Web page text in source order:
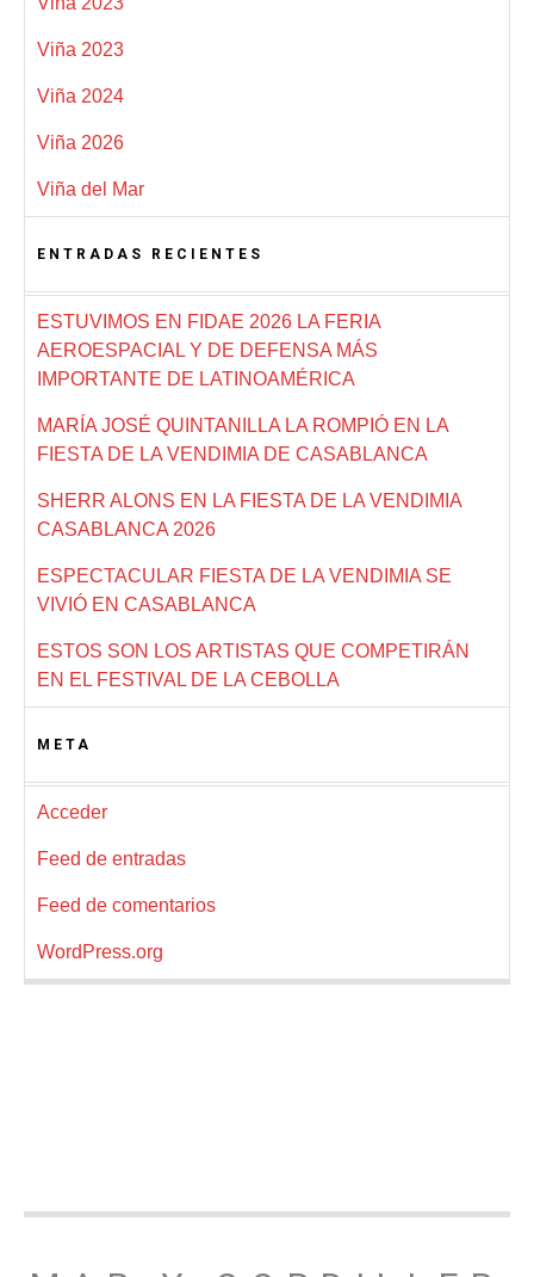
Viña 2023
Viña 2024
Viña 2026
Viña del Mar
ENTRADAS RECIENTES
ESTUVIMOS EN FIDAE 2026 LA FERIA
AEROESPACIAL Y DE DEFENSA MÁS
IMPORTANTE DE LATINOAMÉRICA
MARÍA JOSÉ QUINTANILLA LA ROMPIÓ EN LA
FIESTA DE LA VENDIMIA DE CASABLANCA
SHERR ALONS EN LA FIESTA DE LA VENDIMIA
CASABLANCA 2026
ESPECTACULAR FIESTA DE LA VENDIMIA SE
VIVIÓ EN CASABLANCA
ESTOS SON LOS ARTISTAS QUE COMPETIRÁN
EN EL FESTIVAL DE LA CEBOLLA
META
Acceder
Feed de entradas
Feed de comentarios
WordPress.org